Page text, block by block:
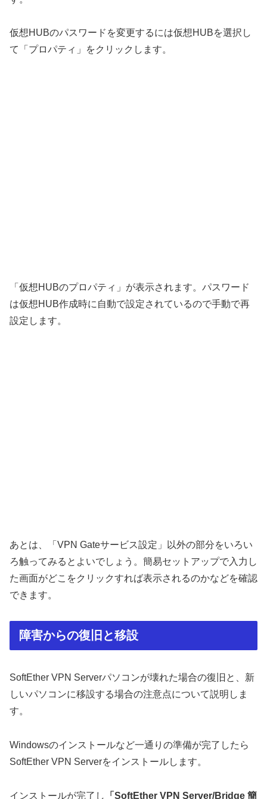
仮想HUBのパスワードを変更するには仮想HUBを選択し
て「プロパティ」をクリックします。
「仮想HUBのプロパティ」が表示されます。パスワード
は仮想HUB作成時に自動で設定されているので手動で再
設定します。
あとは、「VPN Gateサービス設定」以外の部分をいろい
ろ触ってみるとよいでしょう。簡易セットアップで入力し
た画面がどこをクリックすれば表示されるのかなどを確認
できます。
障害からの復旧と移設
SoftEther VPN Serverパソコンが壊れた場合の復旧と、新
しいパソコンに移設する場合の注意点について説明しま
す。
Windowsのインストールなど一通りの準備が完了したら
SoftEther VPN Serverをインストールします。
インストールが完了し
「SoftEther VPN Server/Bridge 簡